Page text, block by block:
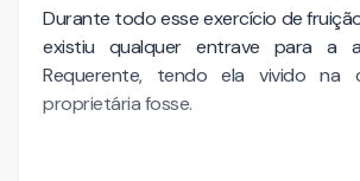
Durante todo esse exercício de
existiu qualquer entrave para a
Requerente, tendo ela vivido na
proprietária fosse.